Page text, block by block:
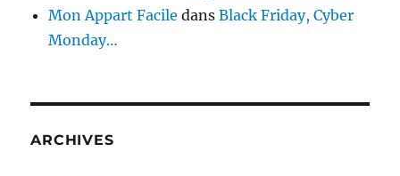
Mon Appart Facile dansBlack Friday, Cyber
Monday…
ARCHIVES